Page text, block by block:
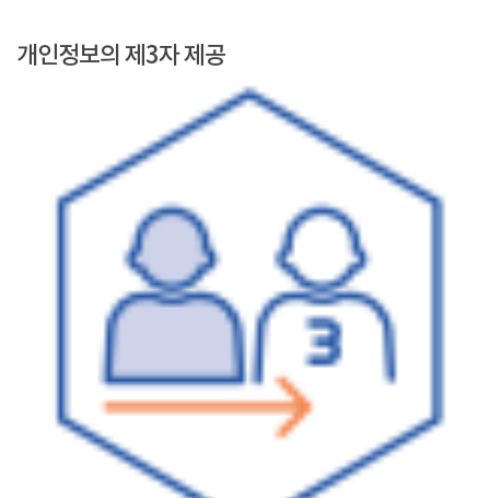
개인정보의 제3자 제공